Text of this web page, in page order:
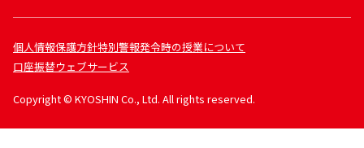
個人情報保護方針特別警報発令時の授業について
口座振替ウェブサービス
Copyright © KYOSHIN Co., Ltd. All rights reserved.